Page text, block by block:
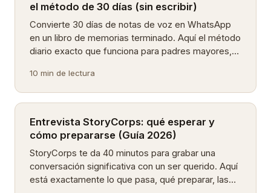
el método de 30 días (sin escribir)
Convierte 30 días de notas de voz en WhatsApp
en un libro de memorias terminado. Aquí el método
diario exacto que funciona para padres mayores,
10 min de lectura
Entrevista StoryCorps: qué esperar y
cómo prepararse (Guía 2026)
StoryCorps te da 40 minutos para grabar una
conversación significativa con un ser querido. Aquí
está exactamente lo que pasa, qué preparar, las